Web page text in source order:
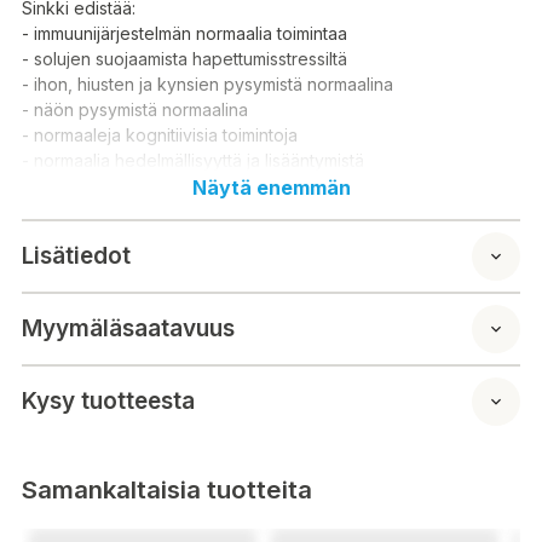
Sinkki edistää:
- immuunijärjestelmän normaalia toimintaa
- solujen suojaamista hapettumisstressiltä
- ihon, hiusten ja kynsien pysymistä normaalina
- näön pysymistä normaalina
- normaaleja kognitiivisia toimintoja
- normaalia hedelmällisyyttä ja lisääntymistä
- testosteronitasojen pysymistä normaalina veressä
Keskeiset ominaisuudet
- Sinkki 50 mg per kasvikapseli
- Vegan
- Non-GMO
- Halal
- Kosher (Triangle K)
globaalisti
Näytä enemmän
Lisätiedot
Myymäläsaatavuus
Kysy tuotteesta
Samankaltaisia tuotteita